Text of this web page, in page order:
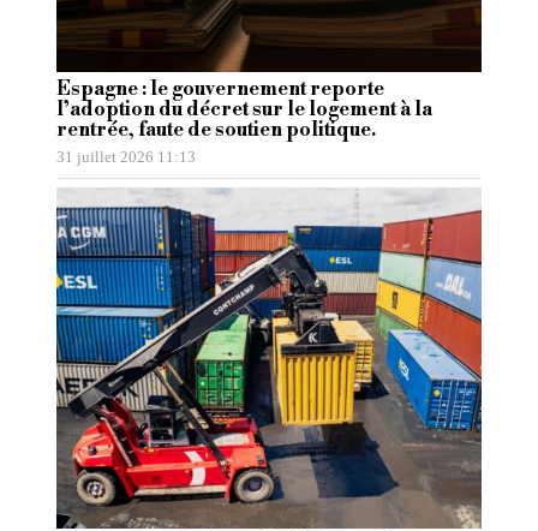
Espagne : le gouvernement reporte
l’adoption du décret sur le logement à la
rentrée, faute de soutien politique.
31 juillet 2026 11:13